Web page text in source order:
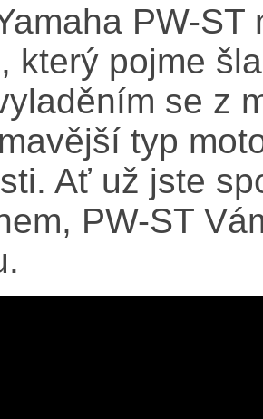
PW-
který pojme
se z
typ
Ať už jste
PW-ST